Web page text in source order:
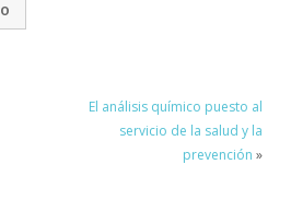
El análisis químico puesto al
servicio de la salud y la
prevención »